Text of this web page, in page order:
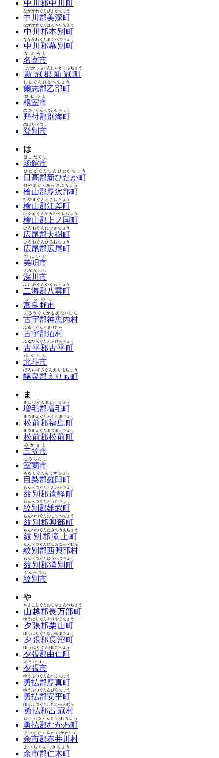
中川郡中川町
中川郡美深町
なかがわぐんびふかちょう
中川郡本別町
なかがわぐんほんべつちょう
中川郡幕別町
なかがわぐんまくべつちょう
名寄市
なよろし
新冠郡新冠町
にいかっぷぐんにいかっぷちょう
爾志郡乙部町
にしぐんおとべちょう
根室市
ねむろし
野付郡別海町
のつけぐんべつかいちょう
登別市
のぼりべつし
は
函館市
はこだてし
日高郡新ひだか町
ひだかぐんしんひだかちょう
檜山郡厚沢部町
ひやまぐんあっさぶちょう
檜山郡江差町
ひやまぐんえさしちょう
檜山郡上ノ国町
ひやまぐんかみのくにちょう
広尾郡大樹町
ひろおぐんたいきちょう
広尾郡広尾町
ひろおぐんひろおちょう
美唄市
びばいし
深川市
ふかがわし
二海郡八雲町
ふたみぐんやくもちょう
富良野市
ふらのし
古宇郡神恵内村
ふるうぐんかもえないむら
古宇郡泊村
ふるうぐんとまりむら
古平郡古平町
ふるびらぐんふるびらちょう
北斗市
ほくとし
幌泉郡えりも町
ほろいずみぐんえりもちょう
ま
増毛郡増毛町
ましけぐんましけちょう
松前郡福島町
まつまえぐんふくしまちょう
松前郡松前町
まつまえぐんまつまえちょう
三笠市
みかさし
室蘭市
むろらんし
目梨郡羅臼町
めなしぐんらうすちょう
紋別郡遠軽町
もんべつぐんえんがるちょう
紋別郡雄武町
もんべつぐんおうむちょう
紋別郡興部町
もんべつぐんおこっぺちょう
紋別郡滝上町
もんべつぐんたきのうえちょう
紋別郡西興部村
もんべつぐんにしおこっぺむら
紋別郡湧別町
もんべつぐんゆうべつちょう
紋別市
もんべつし
や
山越郡長万部町
やまこしぐんおしゃまんべちょう
夕張郡栗山町
ゆうばりぐんくりやまちょう
夕張郡長沼町
ゆうばりぐんながぬまちょう
夕張郡由仁町
ゆうばりぐんゆにちょう
夕張市
ゆうばりし
勇払郡厚真町
ゆうふつぐんあつまちょう
勇払郡安平町
ゆうふつぐんあびらちょう
勇払郡占冠村
ゆうふつぐんしむかっぷむら
勇払郡むかわ町
ゆうふつぐんむかわちょう
余市郡赤井川村
よいちぐんあかいがわむら
余市郡仁木町
よいちぐんにきちょう